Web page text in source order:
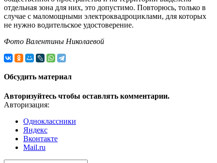
отдельная зона для них, это допустимо. Повторюсь, только в
случае с маломощными электроквадроциклами, для которых
не нужно водительское удостоверение.
Фото Валентины Николаевой
Обсудить материал
Авторизуйтесь чтобы оставлять комментарии.
Авторизация:
Одноклассники
Яндекс
Вконтакте
Mail.ru